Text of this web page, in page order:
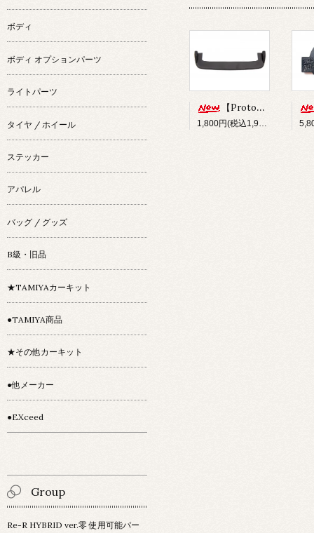
【Prototype34】フロントディフューザー
1,800円(税込1,980円)
ボディ
ボディ オプションパーツ
ライトパーツ
タイヤ / ホイール
ステッカー
アパレル
バッグ / グッズ
B級・旧品
★TAMIYAカーキット
●TAMIYA商品
★その他カーキット
●他メーカー
●EXceed
Group
Re-R HYBRID ver.零 使用可能パー